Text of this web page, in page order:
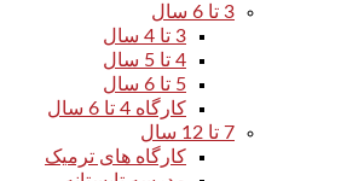
3 تا 6 سال
3 تا 4 سال
4 تا 5 سال
5 تا 6 سال
کارگاه 4 تا 6 سال
7 تا 12 سال
کارگاه های ترمیک